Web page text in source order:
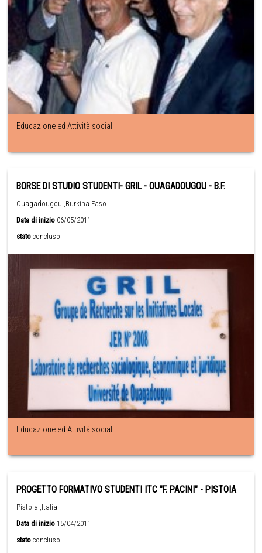
Educazione ed Attività sociali
BORSE DI STUDIO STUDENTI- GRIL - OUAGADOUGOU - B.F.
Ouagadougou ,Burkina Faso
Data di inizio 06/05/2011
stato concluso
Educazione ed Attività sociali
PROGETTO FORMATIVO STUDENTI ITC "F. PACINI" - PISTOIA
Pistoia ,Italia
Data di inizio 15/04/2011
stato concluso